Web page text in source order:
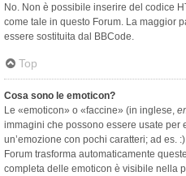
No. Non è possibile inserire del codice
come tale in questo Forum. La maggior
essere sostituita dal BBCode.
Top
Cosa sono le emoticon?
Le «emoticon» o «faccine» (in inglese,
immagini che possono essere usate per
un’emozione con pochi caratteri; ad es.
Forum trasforma automaticamente
completa delle emoticon è visibile nella